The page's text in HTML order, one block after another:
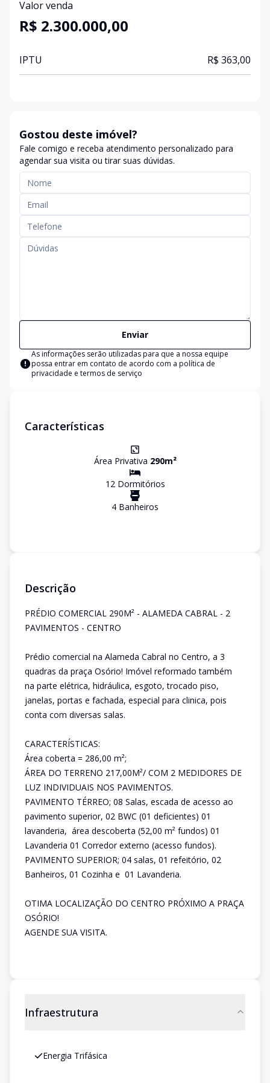
Valor venda
R$ 2.300.000,00
IPTU R$ 363,00
Gostou deste imóvel?
Fale comigo e receba atendimento personalizado para
agendar sua visita ou tirar suas dúvidas.
Enviar
As informações serão utilizadas para que a nossa equipe
possa entrar em contato de acordo com a política de
privacidade e termos de serviço
Características
Área Privativa 290m²
12Dormitórios
4 Banheiros
Descrição
PRÉDIO COMERCIAL 290M² - ALAMEDA CABRAL - 2
PAVIMENTOS - CENTRO
Prédio comercial na Alameda Cabral no Centro, a 3
quadras da praça Osório! Imóvel reformado também
na parte elétrica, hidráulica, esgoto, trocado piso,
janelas, portas e fachada, especial para clinica, pois
conta com diversas salas.
CARACTERÍSTICAS:
Área coberta = 286,00 m²;
ÁREA DO TERRENO 217,00M²/ COM 2 MEDIDORES DE
LUZ INDIVIDUAIS NOS PAVIMENTOS.
PAVIMENTO TÉRREO; 08 Salas, escada de acesso ao
pavimento superior, 02 BWC (01 deficientes) 01
lavanderia, área descoberta (52,00 m² fundos) 01
Lavanderia 01 Corredor externo (acesso fundos).
PAVIMENTO SUPERIOR; 04 salas, 01 refeitório, 02
Banheiros, 01 Cozinha e 01 Lavanderia.
OTIMA LOCALIZAÇÃO DO CENTRO PRÓXIMO A PRAÇA
OSÓRIO!
AGENDE SUA VISITA.
Infraestrutura
Energia Trifásica